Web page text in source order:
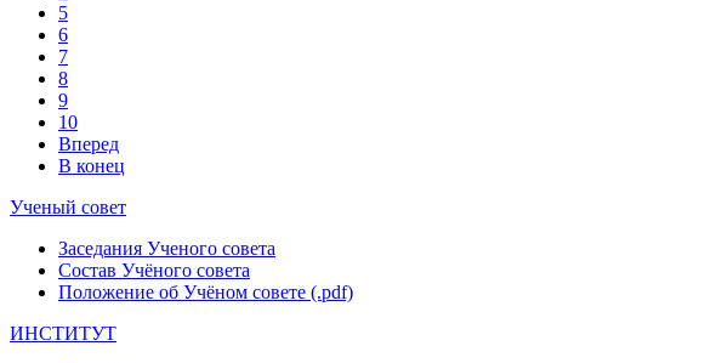
5
6
7
8
9
10
Вперед
В конец
Ученый совет
Заседания Ученого совета
Состав Учёного совета
Положение об Учёном совете (.pdf)
ИНСТИТУТ